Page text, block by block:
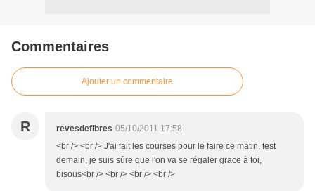
Commentaires
Ajouter un commentaire
R revesdefibres 05/10/2011 17:58
<br /> <br /> J'ai fait les courses pour le faire ce matin, test
demain, je suis sûre que l'on va se régaler grace à toi,
bisous<br /> <br /> <br /> <br />